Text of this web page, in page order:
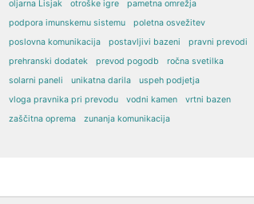
oljarna Lisjak
otroške igre
pametna omrežja
podpora imunskemu sistemu
poletna osvežitev
poslovna komunikacija
postavljivi bazeni
pravni prevodi
prehranski dodatek
prevod pogodb
ročna svetilka
solarni paneli
unikatna darila
uspeh podjetja
vloga pravnika pri prevodu
vodni kamen
vrtni bazen
zaščitna oprema
zunanja komunikacija